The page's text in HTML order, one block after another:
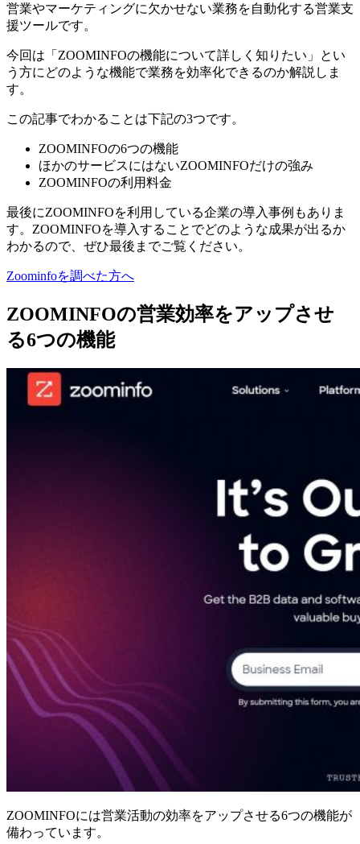
営業やマーケティングに欠かせない業務を自動化する営業支
援ツールです。
今回は「ZOOMINFOの機能について詳しく知りたい」とい
う方にどのような機能で業務を効率化できるのか解説しま
す。
この記事でわかることは下記の3つです。
ZOOMINFOの6つの機能
ほかのサービスにはないZOOMINFOだけの強み
ZOOMINFOの利用料金
最後にZOOMINFOを利用している企業の導入事例もありま
す。ZOOMINFOを導入することでどのような成果が出るか
わかるので、ぜひ最後までご覧ください。
Zoominfoを調べた方へ
ZOOMINFOの営業効率をアップさせ
る6つの機能
ZOOMINFOには営業活動の効率をアップさせる6つの機能が
備わっています。